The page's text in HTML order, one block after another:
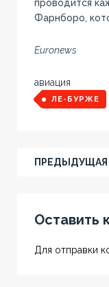
проводится
Фарнборо,
Euronews
авиация
ЛЕ-БУРЖЕ
ПРЕДЫДУЩАЯ
Оставить
Для отправки